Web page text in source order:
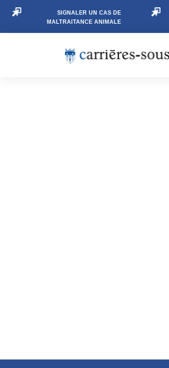
SIGNALER UN CAS DE
MALTRAITANCE ANIMALE